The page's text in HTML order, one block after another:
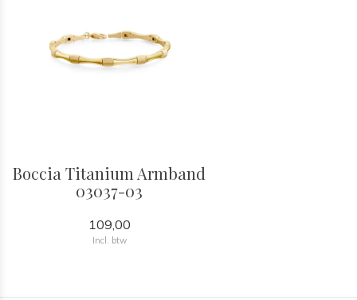
Boccia Titanium Armband
03037-03
109,00
Incl. btw